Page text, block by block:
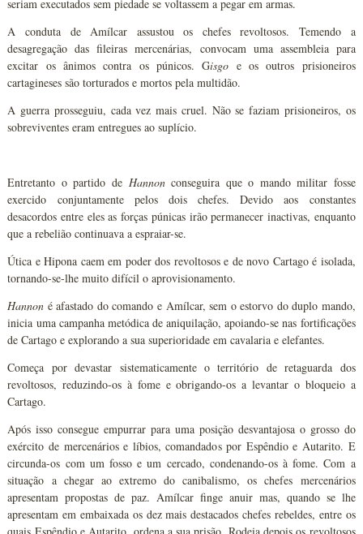
seriam executados sem piedade se voltassem a pegar em armas.
A conduta de Amílcar assustou os chefes revoltosos. Temendo a
desagregação das fileiras mercenárias, convocam uma assembleia para
excitar os ânimos contra os púnicos. Gisgo e os outros prisioneiros
cartagineses são torturados e mortos pela multidão.
A guerra prosseguiu, cada vez mais cruel. Não se faziam prisioneiros, os
sobreviventes eram entregues ao suplício.
Entretanto o partido de Hannonconseguira que o mando militar fosse
exercido conjuntamente pelos dois chefes. Devido aos constantes
desacordos entre eles as forças púnicas irão permanecer inactivas, enquanto
que a rebelião continuava a espraiar-se.
Útica e Hipona caem em poder dos revoltosos e de novo Cartago é isolada,
tornando-se-lhe muito difícil o aprovisionamento.
Hannon é afastado do comando e Amílcar, sem o estorvo do duplo mando,
inicia uma campanha metódica de aniquilação, apoiando-se nas fortificações
de Cartago e explorando a sua superioridade em cavalaria e elefantes.
Começa por devastar sistematicamente o território de retaguarda dos
revoltosos, reduzindo-os à fome e obrigando-os a levantar o bloqueio a
Cartago.
Após isso consegue empurrar para uma posição desvantajosa o grosso do
exército de mercenários e líbios, comandados por Espêndio e Autarito. E
circunda-os com um fosso e um cercado, condenando-os à fome. Com a
situação a chegar ao extremo do canibalismo, os chefes mercenários
apresentam propostas de paz. Amílcar finge anuir mas, quando se lhe
apresentam em embaixada os dez mais destacados chefes rebeldes, entre os